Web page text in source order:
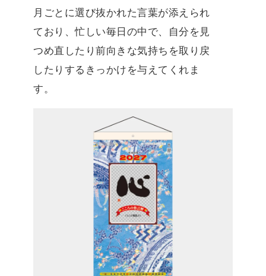
月ごとに選び抜かれた言葉が添えられ
ており、忙しい毎日の中で、自分を見
つめ直したり前向きな気持ちを取り戻
したりするきっかけを与えてくれま
す。